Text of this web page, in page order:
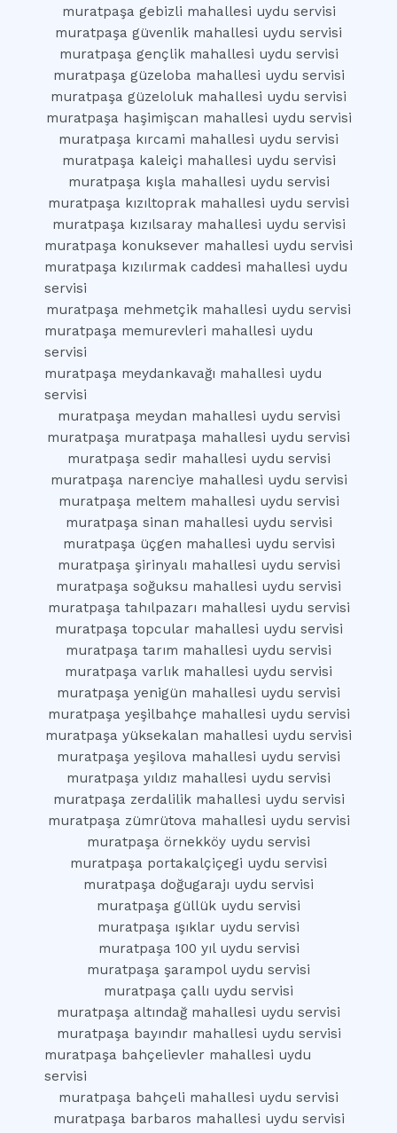
muratpaşa gebizli mahallesi uydu servisi
muratpaşa güvenlik mahallesi uydu servisi
muratpaşa gençlik mahallesi uydu servisi
muratpaşa güzeloba mahallesi uydu servisi
muratpaşa güzeloluk mahallesi uydu servisi
muratpaşa haşimişcan mahallesi uydu servisi
muratpaşa kırcami mahallesi uydu servisi
muratpaşa kaleiçi mahallesi uydu servisi
muratpaşa kışla mahallesi uydu servisi
muratpaşa kızıltoprak mahallesi uydu servisi
muratpaşa kızılsaray mahallesi uydu servisi
muratpaşa konuksever mahallesi uydu servisi
muratpaşa kızılırmak caddesi mahallesi uydu
servisi
muratpaşa mehmetçik mahallesi uydu servisi
muratpaşa memurevleri mahallesi uydu
servisi
muratpaşa meydankavağı mahallesi uydu
servisi
muratpaşa meydan mahallesi uydu servisi
muratpaşa muratpaşa mahallesi uydu servisi
muratpaşa sedir mahallesi uydu servisi
muratpaşa narenciye mahallesi uydu servisi
muratpaşa meltem mahallesi uydu servisi
muratpaşa sinan mahallesi uydu servisi
muratpaşa üçgen mahallesi uydu servisi
muratpaşa şirinyalı mahallesi uydu servisi
muratpaşa soğuksu mahallesi uydu servisi
muratpaşa tahılpazarı mahallesi uydu servisi
muratpaşa topcular mahallesi uydu servisi
muratpaşa tarım mahallesi uydu servisi
muratpaşa varlık mahallesi uydu servisi
muratpaşa yenigün mahallesi uydu servisi
muratpaşa yeşilbahçe mahallesi uydu servisi
muratpaşa yüksekalan mahallesi uydu servisi
muratpaşa yeşilova mahallesi uydu servisi
muratpaşa yıldız mahallesi uydu servisi
muratpaşa zerdalilik mahallesi uydu servisi
muratpaşa zümrütova mahallesi uydu servisi
muratpaşa örnekköy uydu servisi
muratpaşa portakalçiçegi uydu servisi
muratpaşa doğugarajı uydu servisi
muratpaşa güllük uydu servisi
muratpaşa ışıklar uydu servisi
muratpaşa 100 yıl uydu servisi
muratpaşa şarampol uydu servisi
muratpaşa çallı uydu servisi
muratpaşa altındağ mahallesi uydu servisi
muratpaşa bayındır mahallesi uydu servisi
muratpaşa bahçelievler mahallesi uydu
servisi
muratpaşa bahçeli mahallesi uydu servisi
muratpaşa barbaros mahallesi uydu servisi